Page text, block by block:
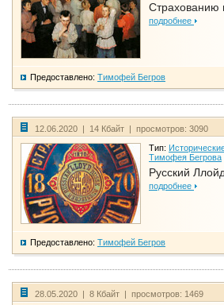
Страхованию
подробнее
Предоставлено: Тимофей Бегров
12.06.2020 | 14 Кбайт | просмотров: 3090
Тип:
Тимофея Бегрова
Русский
подробнее
Предоставлено: Тимофей Бегров
28.05.2020 | 8 Кбайт | просмотров: 1469